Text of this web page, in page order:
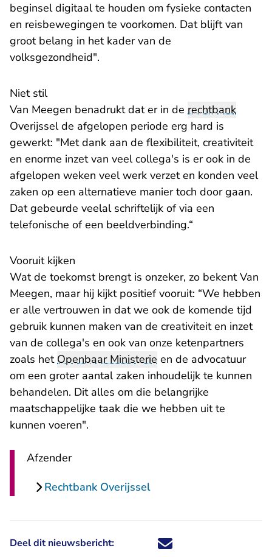
beginsel digitaal te houden om fysieke contacten
en reisbewegingen te voorkomen. Dat blijft van
groot belang in het kader van de
volksgezondheid".
Niet stil
Van Meegen benadrukt dat er in de rechtbank
Overijssel de afgelopen periode erg hard is
gewerkt: "Met dank aan de flexibiliteit, creativiteit
en enorme inzet van veel collega's is er ook in de
afgelopen weken veel werk verzet en konden veel
zaken op een alternatieve manier toch door gaan.
Dat gebeurde veelal schriftelijk of via een
telefonische of een beeldverbinding.“
Vooruit kijken
Wat de toekomst brengt is onzeker, zo bekent Van
Meegen, maar hij kijkt positief vooruit: “We hebben
er alle vertrouwen in dat we ook de komende tijd
gebruik kunnen maken van de creativiteit en inzet
van de collega's en ook van onze ketenpartners
zoals hetOpenbaar Ministerie en de advocatuur
om een groter aantal zaken inhoudelijk te kunnen
behandelen. Dit alles om die belangrijke
maatschappelijke taak die we hebben uit te
kunnen voeren".
Afzender
Rechtbank Overijssel
Deel dit nieuwsbericht: Deel dit nieuwsbericht via X -
Deel dit nieuwsbericht via
Deel dit nieuwsbericht
Deel dit